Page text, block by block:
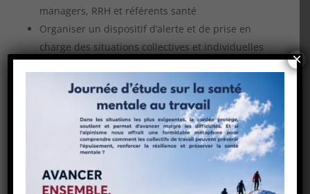
managers, RRH et référents santé
Organiser un dispositif d’alerte et de prise en
charge des situations collectives et individuelles
et la communication
psychologique lors d’une
réorganisation ?
×